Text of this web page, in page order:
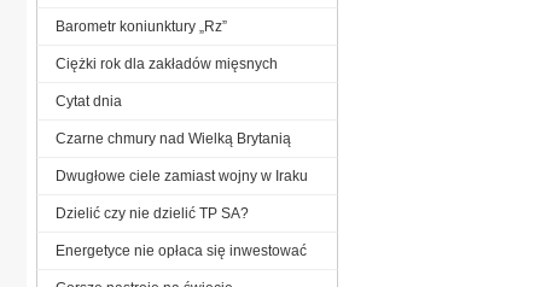
Barometr koniunktury „Rz”
Ciężki rok dla zakładów mięsnych
Cytat dnia
Czarne chmury nad Wielką Brytanią
Dwugłowe ciele zamiast wojny w Iraku
Dzielić czy nie dzielić TP SA?
Energetyce nie opłaca się inwestować